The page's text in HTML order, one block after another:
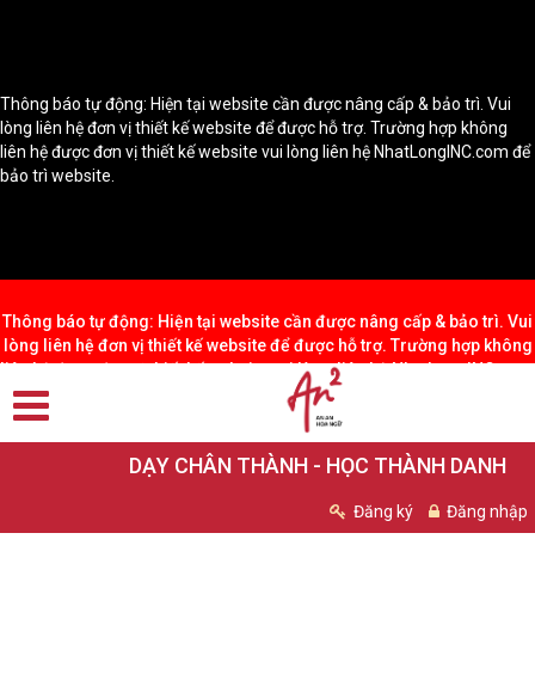
Thông báo tự động: Hiện tại website cần được nâng cấp & bảo trì. Vui
lòng liên hệ đơn vị thiết kế website để được hỗ trợ. Trường hợp không
liên hệ được đơn vị thiết kế website vui lòng liên hệ NhatLongINC.com để
bảo trì website.
Thông báo tự động: Hiện tại website cần được nâng cấp & bảo trì. Vui
lòng liên hệ đơn vị thiết kế website để được hỗ trợ. Trường hợp không
liên hệ được đơn vị thiết kế website vui lòng liên hệ NhatLongINC.com
để bảo trì website.
DẠY CHÂN THÀNH - HỌC THÀNH DANH
Đăng ký Đăng nhập